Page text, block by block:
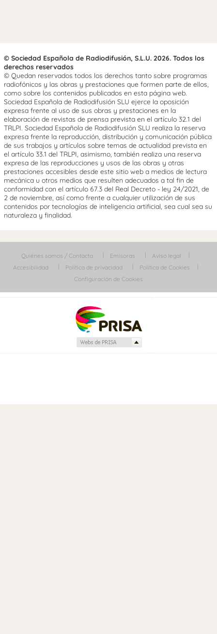
© Sociedad Española de Radiodifusión, S.L.U. 2026. Todos los
derechos reservados
© Quedan reservados todos los derechos tanto sobre programas
radiofónicos y las obras y prestaciones que formen parte de ellos,
como sobre los contenidos publicados en esta página web.
Sociedad Española de Radiodifusión SLU ejerce la oposición
expresa frente al uso de sus obras y prestaciones en la
elaboración de revistas de prensa prevista en el artículo 32.1 del
TRLPI. Sociedad Española de Radiodifusión SLU realiza la reserva
expresa frente la reproducción, distribución y comunicación pública
de sus trabajos y artículos sobre temas de actualidad prevista en
el artículo 33.1 del TRLPI, asimismo, también realiza una reserva
expresa de las reproducciones y usos de las obras y otras
prestaciones accesibles desde este sitio web a medios de lectura
mecánica u otros medios que resulten adecuados a tal fin de
conformidad con el artículo 67.3 del Real Decreto - ley 24/2021, de
2 de noviembre, así como frente a cualquier utilización de sus
contenidos por tecnologías de inteligencia artificial, sea cual sea su
naturaleza y finalidad.
Quiénes somos / Contacta Emisoras
Aviso legal
Accesibilidad
Política de privacidad
Política de Cookies
Configuración de Cookies